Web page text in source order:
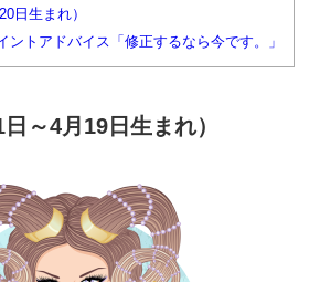
日生まれ）
ントアドバイス「修正するなら今です。」
～4月19日生まれ）